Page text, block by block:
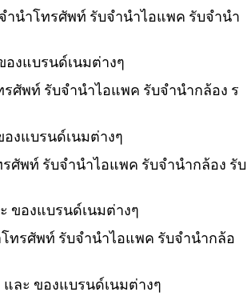
ำนำโทรศัพท์ รับจำนำไอแพค รับจำนำ
งแบรนด์เนมต่างๆ
ศัพท์ รับจำนำไอแพค รับจำนำกล้อง ร
งแบรนด์เนมต่างๆ
ศัพท์ รับจำนำไอแพค รับจำนำกล้อง รับ
ของแบรนด์เนมต่างๆ
ทรศัพท์ รับจำนำไอแพค รับจำนำกล้อ
ละ ของแบรนด์เนมต่างๆ